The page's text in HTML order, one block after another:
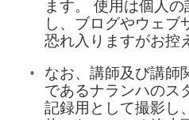
ます。 使用は個人
し、ブログやウェブ
恐れ入りますがお控
なお、講師及び講師
であるナランハのス
記録用として撮影し